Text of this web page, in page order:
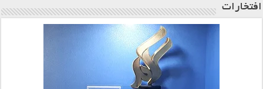
افتخارات